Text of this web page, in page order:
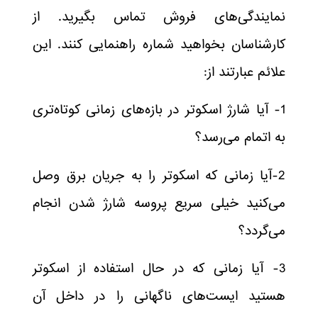
نمایندگی‌های فروش تماس بگیرید. از
کارشناسان بخواهید شماره راهنمایی کنند. این
علائم عبارتند از:
1- آیا شارژ اسکوتر در بازه‌های زمانی کوتاه‌تری
به اتمام می‌رسد؟
2-آیا زمانی که اسکوتر را به جریان برق وصل
می‌کنید خیلی سریع پروسه شارژ شدن انجام
می‌گردد؟
3- آیا زمانی که در حال استفاده از اسکوتر
هستید ایست‌های ناگهانی را در داخل آن